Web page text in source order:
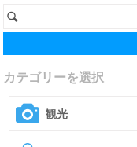
カテゴリーを選択
観光